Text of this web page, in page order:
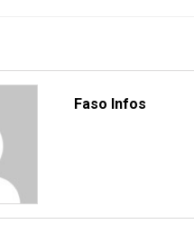
Faso Infos